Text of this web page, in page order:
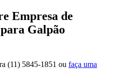
Empresa de
Galpão
(11) 5845-1851 ou faça uma